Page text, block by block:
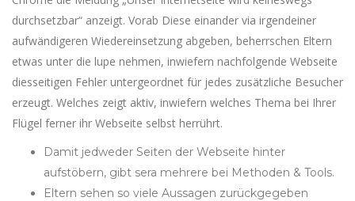
durchsetzbar“ anzeigt. Vorab Diese einander via irgendeiner
aufwändigeren Wiedereinsetzung abgeben, beherrschen Eltern
etwas unter die lupe nehmen, inwiefern nachfolgende Webseite
diesseitigen Fehler untergeordnet für jedes zusätzliche Besucher
erzeugt. Welches zeigt aktiv, inwiefern welches Thema bei Ihrer
Flügel ferner ihr Webseite selbst herrührt.
Damit jedweder Seiten der Webseite hinter
aufstöbern, gibt sera mehrere bei Methoden & Tools.
Eltern sehen so viele Aussagen zurückgegeben